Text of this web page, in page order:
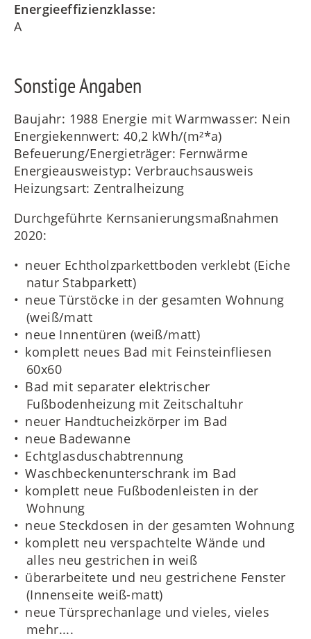
Energieeffizienzklasse:
A
Sonstige Angaben
Baujahr: 1988 Energie mit Warmwasser: Nein
Energiekennwert: 40,2 kWh/(m²*a)
Befeuerung/Energieträger: Fernwärme
Energieausweistyp: Verbrauchsausweis
Heizungsart: Zentralheizung
Durchgeführte Kernsanierungsmaßnahmen
2020:
neuer Echtholzparkettboden verklebt (Eiche
natur Stabparkett)
neue Türstöcke in der gesamten Wohnung
(weiß/matt
neue Innentüren (weiß/matt)
komplett neues Bad mit Feinsteinfliesen
60x60
Bad mit separater elektrischer
Fußbodenheizung mit Zeitschaltuhr
neuer Handtucheizkörper im Bad
neue Badewanne
Echtglasduschabtrennung
Waschbeckenunterschrank im Bad
komplett neue Fußbodenleisten in der
Wohnung
neue Steckdosen in der gesamten Wohnung
komplett neu verspachtelte Wände und
alles neu gestrichen in weiß
überarbeitete und neu gestrichene Fenster
(Innenseite weiß-matt)
neue Türsprechanlage und vieles, vieles
mehr....